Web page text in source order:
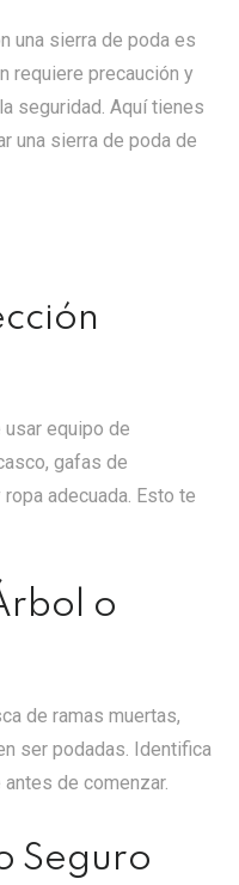
una sierra de poda es
requiere precaución y
seguridad. Aquí tienes
una sierra de poda de
equipo de
gafas de
adecuada. Esto te
o
de ramas muertas,
ser podadas. Identifica
de comenzar.
Seguro